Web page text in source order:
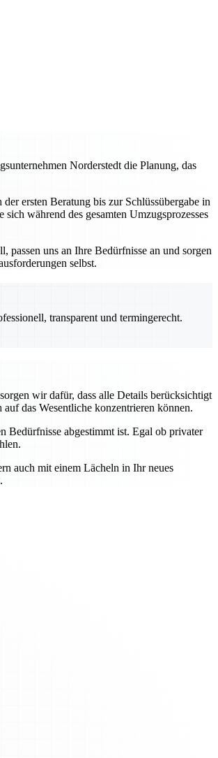
Norderstedt die Planung, das
ersten Beratung bis zur Schlüssübergabe in
während des gesamten Umzugsprozesses
uns an Ihre Bedürfnisse an und sorgen
selbst.
transparent und termingerecht.
wir dafür, dass alle Details berücksichtigt
das Wesentliche konzentrieren können.
Bedürfnisse abgestimmt ist. Egal ob privater
auch mit einem Lächeln in Ihr neues